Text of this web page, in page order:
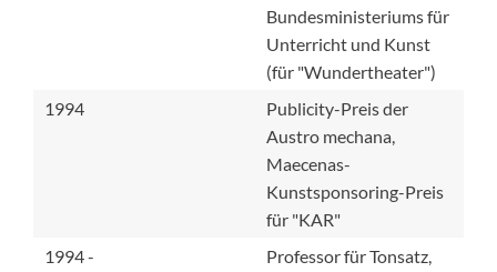
Bundesministeriums für
Unterricht und Kunst
(für "Wundertheater")
1994
Publicity-Preis der
Austro mechana,
Maecenas-
Kunstsponsoring-Preis
für "KAR"
1994 -
Professor für Tonsatz,